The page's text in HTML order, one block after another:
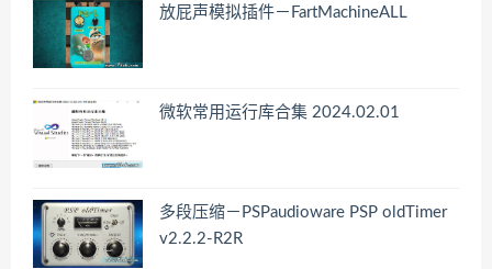
放屁声模拟插件－FartMachineALL
微软常用运行库合集 2024.02.01
多段压缩－PSPaudioware PSP oldTimer
v2.2.2-R2R